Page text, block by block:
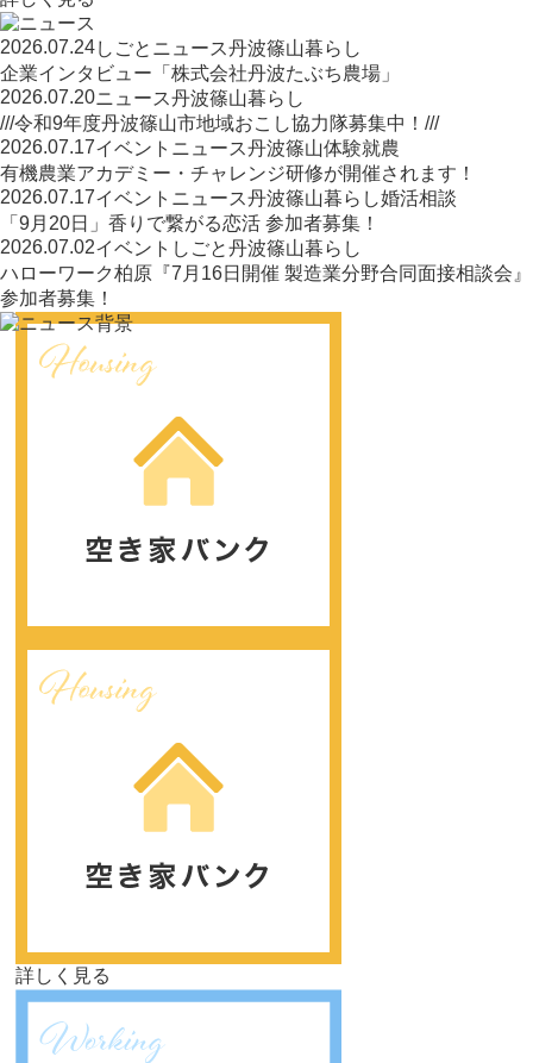
2026.07.24しごと ニュース丹波篠山暮らし
企業インタビュー「株式会社丹波たぶち農場」
2026.07.20ニュース丹波篠山暮らし
///令和9年度丹波篠山市地域おこし協力隊募集中！///
2026.07.17イベント ニュース丹波篠山体験就農
有機農業アカデミー・チャレンジ研修が開催されます！
2026.07.17イベント ニュース丹波篠山暮らし婚活相談
「9月20日」香りで繋がる恋活 参加者募集！
2026.07.02イベント しごと丹波篠山暮らし
ハローワーク柏原『7月16日開催 製造業分野合同面接相談会』
参加者募集！
詳しく見る